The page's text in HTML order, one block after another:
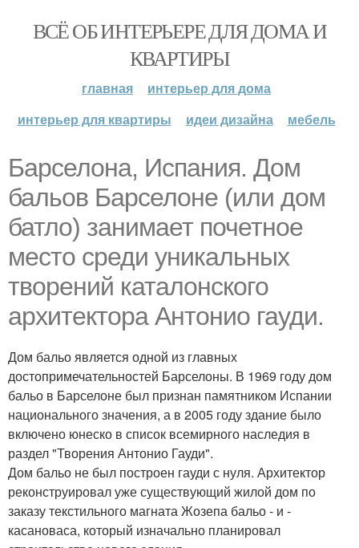
ВСЁ ОБ ИНТЕРЬЕРЕ ДЛЯ ДОМА И
КВАРТИРЫ
главная
интерьер для дома
интерьер для квартиры
идеи дизайна мебель
Барселона, Испания. Дом
бальов Барселоне (или дом
батло) занимает почетное
место среди уникальных
творений каталонского
архитектора Антонио гауди.
Дом бальо является одной из главных
достопримечательностей Барселоны. В 1969 году дом
бальо в Барселоне был признан памятником Испании
национального значения, а в 2005 году здание было
включено юнеско в список всемирного наследия в
раздел "Творения Антонио Гауди".
Дом бальо не был построен гауди с нуля. Архитектор
реконструировал уже существующий жилой дом по
заказу текстильного магната Жозепа бальо - и -
касановаса, который изначально планировал